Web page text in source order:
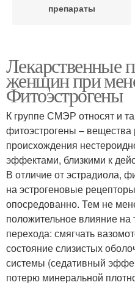
препараты
Лекарственные
женщин при
Фитоэстрогены
К группе СМЭР относят и
фитоэстрогены – вещества
происхождения
эффектами, близкими к
В отличие от эстрадиола,
на эстрогеновые
опосредованно. Тем не
положительное влияние на
перехода: смягчать
состояние слизистых
системы (седативный
потерю минеральной